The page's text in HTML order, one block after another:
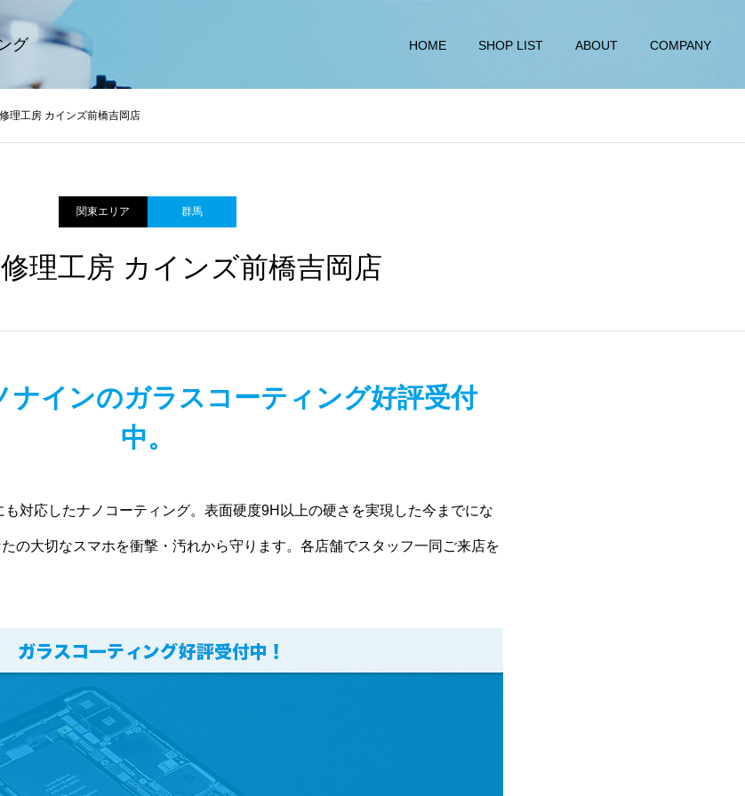
グ HOME SHOP LIST ABOUT COMPANY
理工房 カインズ前橋吉岡店
関東エリア 群馬
理工房 カインズ前橋吉岡店
ナインのガラスコーティング好評受付
中。
対応したナノコーティング。表面硬度9H以上の硬さを実現した今までにな
の大切なスマホを衝撃・汚れから守ります。各店舗でスタッフ一同ご来店を